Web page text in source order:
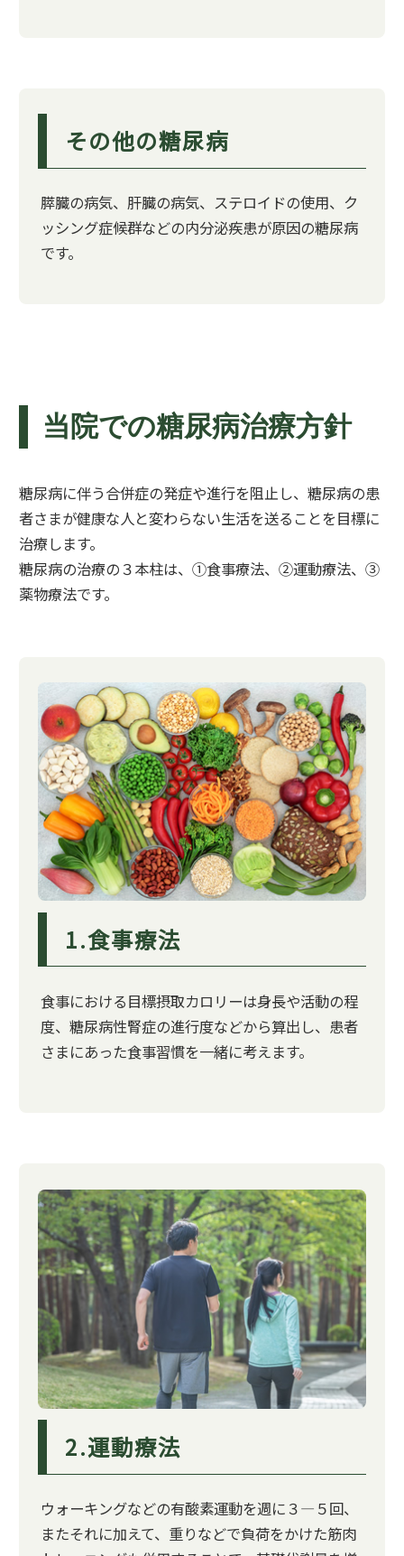
その他の糖尿病
膵臓の病気、肝臓の病気、ステロイドの使用、ク
ッシング症候群などの内分泌疾患が原因の糖尿病
です。
当院での糖尿病治療方針
糖尿病に伴う合併症の発症や進行を阻止し、糖尿病の患
者さまが健康な人と変わらない生活を送ることを目標に
治療します。
糖尿病の治療の３本柱は、①食事療法、②運動療法、③
薬物療法です。
1.食事療法
食事における目標摂取カロリーは身長や活動の程
度、糖尿病性腎症の進行度などから算出し、患者
さまにあった食事習慣を一緒に考えます。
2.運動療法
ウォーキングなどの有酸素運動を週に３―５回、
またそれに加えて、重りなどで負荷をかけた筋肉